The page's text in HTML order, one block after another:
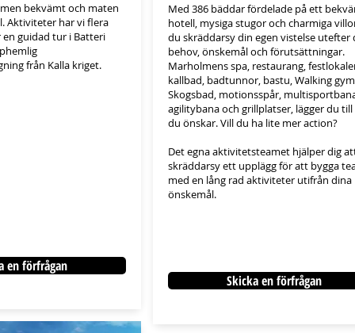
bekvämt och maten
Aktiviteter har vi flera
guidad tur i Batteri
från Kalla kriget.
en förfrågan
Med 386 bäddar fördelade på ett
hotell, mysiga stugor och charmiga
du skräddarsy din egen vistelse utefter
behov, önskemål och förutsättningar.
Marholmens spa, restaurang,
kallbad, badtunnor, bastu, Walking
Skogsbad, motionsspår,
agilitybana och grillplatser, lägger du till
du önskar. Vill du ha lite mer action?
Det egna aktivitetsteamet hjälper dig
skräddarsy ett upplägg för att bygga
med en lång rad aktiviteter utifrån dina
önskemål.​​​​
Skicka en förfrågan